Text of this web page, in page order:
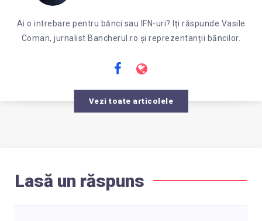
Ai o intrebare pentru bănci sau IFN-uri? Iți răspunde Vasile
Coman, jurnalist Bancherul.ro și reprezentanții băncilor.
Vezi toate articolele
Lasă un răspuns